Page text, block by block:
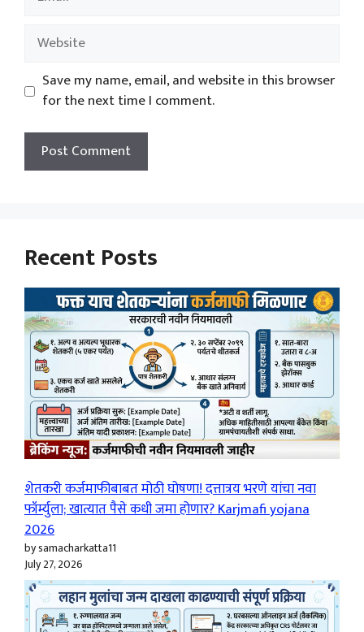
Website
Save my name, email, and website in this browser
for the next time I comment.
Recent Posts
शेतकरी कर्जमाफीबाबत मोठी घोषणा! दत्तात्रय भरणे यांचा नवा
फॉर्म्युला; खात्यात पैसे कधी जमा होणार? Karjmafi yojana
2026
by samacharkatta11
July 27, 2026